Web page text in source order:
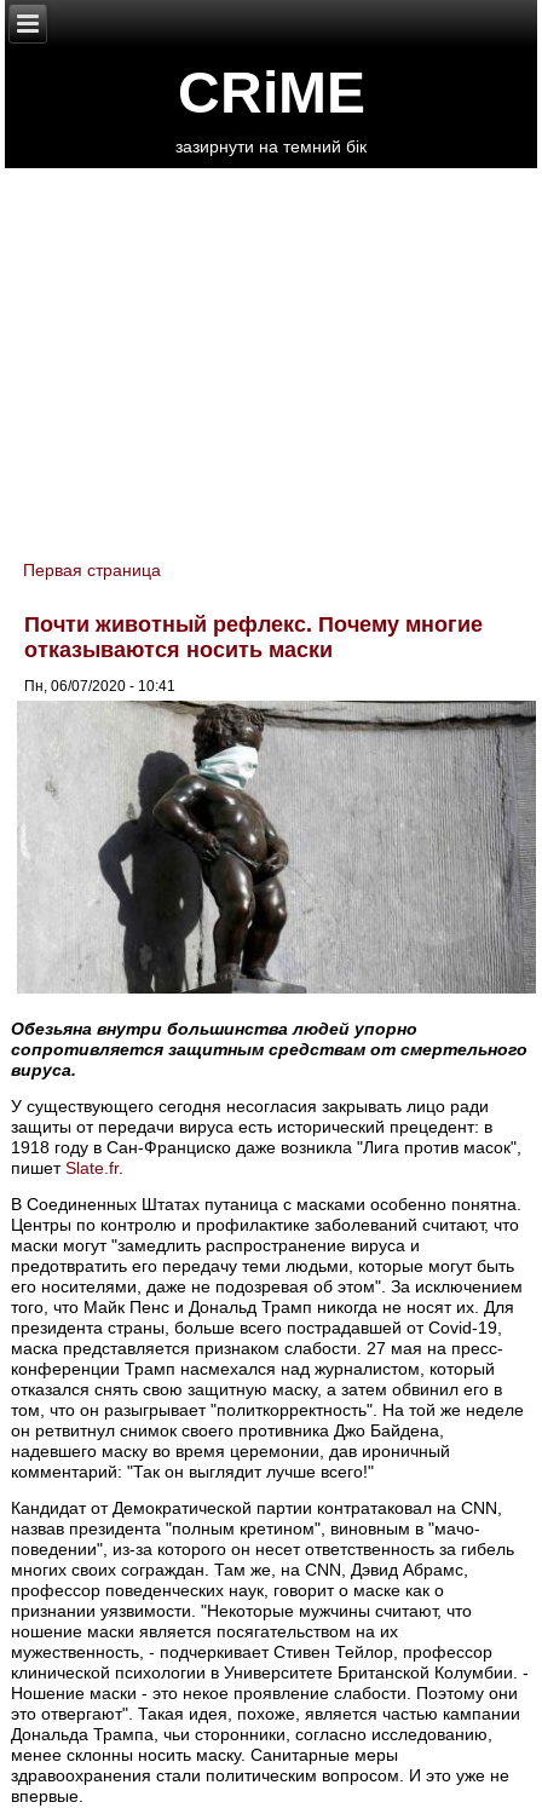
CRiME
зазирнути на темний бік
You are here
Первая страница
Почти животный рефлекс. Почему многие
отказываются носить маски
Пн, 06/07/2020 - 10:41
Обезьяна внутри большинства людей упорно
сопротивляется защитным средствам от смертельного
вируса.
У существующего сегодня несогласия закрывать лицо ради
защиты от передачи вируса есть исторический прецедент: в
1918 году в Сан-Франциско даже возникла "Лига против масок",
пишетSlate.fr.
В Соединенных Штатах путаница с масками особенно понятна.
Центры по контролю и профилактике заболеваний считают, что
маски могут "замедлить распространение вируса и
предотвратить его передачу теми людьми, которые могут быть
его носителями, даже не подозревая об этом". За исключением
того, что Майк Пенс и Дональд Трамп никогда не носят их. Для
президента страны, больше всего пострадавшей от Covid-19,
маска представляется признаком слабости. 27 мая на пресс-
конференции Трамп насмехался над журналистом, который
отказался снять свою защитную маску, а затем обвинил его в
том, что он разыгрывает "политкорректность". На той же неделе
он ретвитнул снимок своего противника Джо Байдена,
надевшего маску во время церемонии, дав ироничный
комментарий: "Так он выглядит лучше всего!"
Кандидат от Демократической партии контратаковал на CNN,
назвав президента "полным кретином", виновным в "мачо-
поведении", из-за которого он несет ответственность за гибель
многих своих сограждан. Там же, на CNN, Дэвид Абрамс,
профессор поведенческих наук, говорит о маске как о
признании уязвимости. "Некоторые мужчины считают, что
ношение маски является посягательством на их
мужественность, - подчеркивает Стивен Тейлор, профессор
клинической психологии в Университете Британской Колумбии. -
Ношение маски - это некое проявление слабости. Поэтому они
это отвергают". Такая идея, похоже, является частью кампании
Дональда Трампа, чьи сторонники, согласно исследованию,
менее склонны носить маску. Санитарные меры
здравоохранения стали политическим вопросом. И это уже не
впервые.